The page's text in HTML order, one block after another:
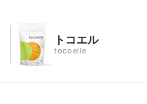
トコエル
tocoelle